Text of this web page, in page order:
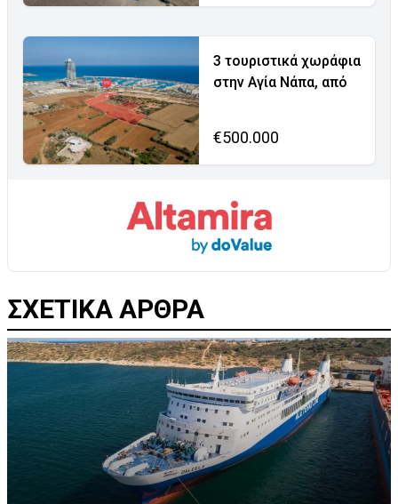
3 τουριστικά χωράφια
στην Αγία Νάπα, από
€500.000
ΣΧΕΤΙΚΑ ΑΡΘΡΑ